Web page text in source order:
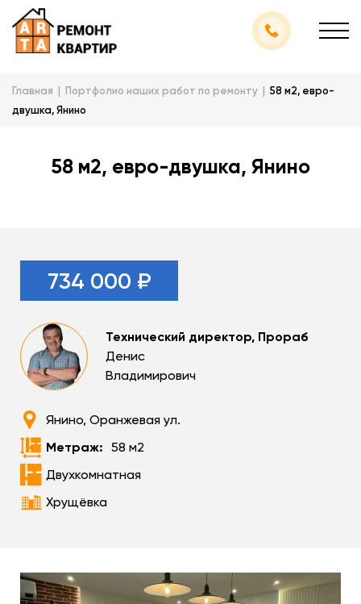
Главная Портфолио наших работ по ремонту
58 м2, евро-
двушка, Янино
58 м2, евро-двушка, Янино
734 000 ₽
Технический директор, Прораб
Денис
Владимирович
Янино, Оранжевая ул.
Метраж: 58 м2
Двухкомнатная
Хрущёвка